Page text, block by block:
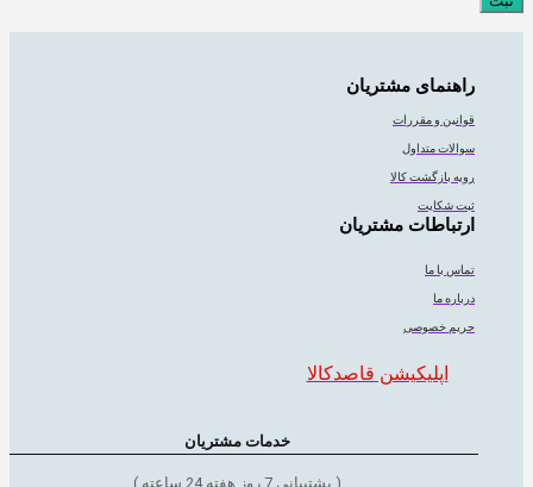
راهنمای مشتریان
قوانین و مقررات
سوالات متداول
رویه بازگشت کالا
ثبت شکایت
ارتباطات مشتریان
تماس با ما
درباره ما
حریم خصوصی
اپلیکیشن قاصدکالا
خدمات مشتریان
( پشتیبانی 7 روز هفته 24 ساعته )